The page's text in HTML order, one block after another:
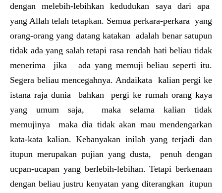
dengan melebih-lebihkan kedudukan saya dari apa
yang Allah telah tetapkan. Semua perkara-perkara yang
orang-orang yang datang katakan adalah benar satupun
tidak ada yang salah tetapi rasa rendah hati beliau tidak
menerima jika ada yang memuji beliau seperti itu.
Segera beliau mencegahnya. Andaikata kalian pergi ke
istana raja dunia bahkan pergi ke rumah orang kaya
yang umum saja, maka selama kalian tidak
memujinya maka dia tidak akan mau mendengarkan
kata-kata kalian. Kebanyakan inilah yang terjadi dan
itupun merupakan pujian yang dusta, penuh dengan
ucpan-ucapan yang berlebih-lebihan. Tetapi berkenaan
dengan beliau justru kenyatan yang diterangkan itupun